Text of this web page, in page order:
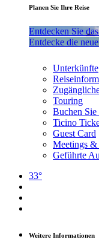
Planen Sie Ihre Reise
Entdecken Sie
Entdecke die
Unterkünfte
Touring
Buchen Sie
Ticino
Guest Card
Meetings &
Geführte
33°
Weitere Informationen